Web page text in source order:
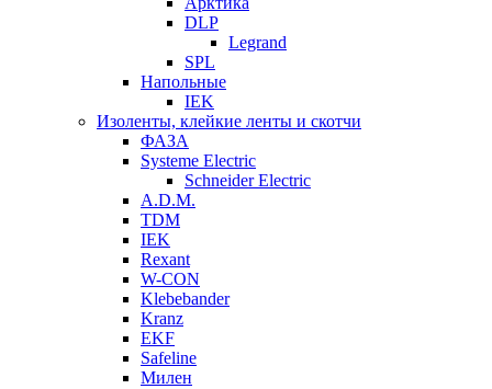
DLP
Legrand
SPL
Напольные
IEK
Изоленты, клейкие ленты и скотчи
ФАЗА
Systeme Electric
Schneider Electric
A.D.M.
TDM
IEK
Rexant
W-CON
Klebebander
Kranz
EKF
Safeline
Милен